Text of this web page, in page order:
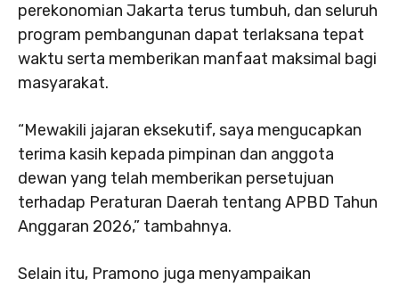
perekonomian Jakarta terus tumbuh, dan seluruh
program pembangunan dapat terlaksana tepat
waktu serta memberikan manfaat maksimal bagi
masyarakat.
“Mewakili jajaran eksekutif, saya mengucapkan
terima kasih kepada pimpinan dan anggota
dewan yang telah memberikan persetujuan
terhadap Peraturan Daerah tentang APBD Tahun
Anggaran 2026,” tambahnya.
Selain itu, Pramono juga menyampaikan